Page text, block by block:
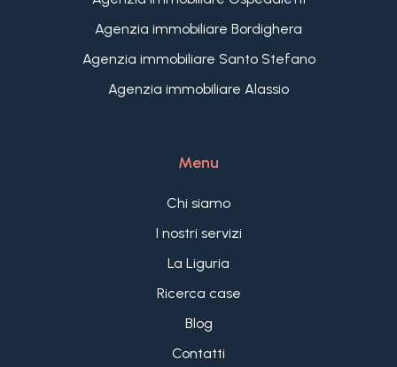
Agenzia immobiliare Bordighera
Agenzia immobiliare Santo Stefano
Agenzia immobiliare Alassio
Menu
Chi siamo
I nostri servizi
La Liguria
Ricerca case
Blog
Contatti